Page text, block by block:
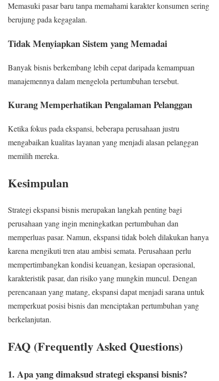
Memasuki pasar baru tanpa memahami karakter konsumen sering
berujung pada kegagalan.
Tidak Menyiapkan Sistem yang Memadai
Banyak bisnis berkembang lebih cepat daripada kemampuan
manajemennya dalam mengelola pertumbuhan tersebut.
Kurang Memperhatikan Pengalaman Pelanggan
Ketika fokus pada ekspansi, beberapa perusahaan justru
mengabaikan kualitas layanan yang menjadi alasan pelanggan
memilih mereka.
Kesimpulan
Strategi ekspansi bisnis merupakan langkah penting bagi
perusahaan yang ingin meningkatkan pertumbuhan dan
memperluas pasar. Namun, ekspansi tidak boleh dilakukan hanya
karena mengikuti tren atau ambisi semata. Perusahaan perlu
mempertimbangkan kondisi keuangan, kesiapan operasional,
karakteristik pasar, dan risiko yang mungkin muncul. Dengan
perencanaan yang matang, ekspansi dapat menjadi sarana untuk
memperkuat posisi bisnis dan menciptakan pertumbuhan yang
berkelanjutan.
FAQ (Frequently Asked Questions)
1. Apa yang dimaksud strategi ekspansi bisnis?